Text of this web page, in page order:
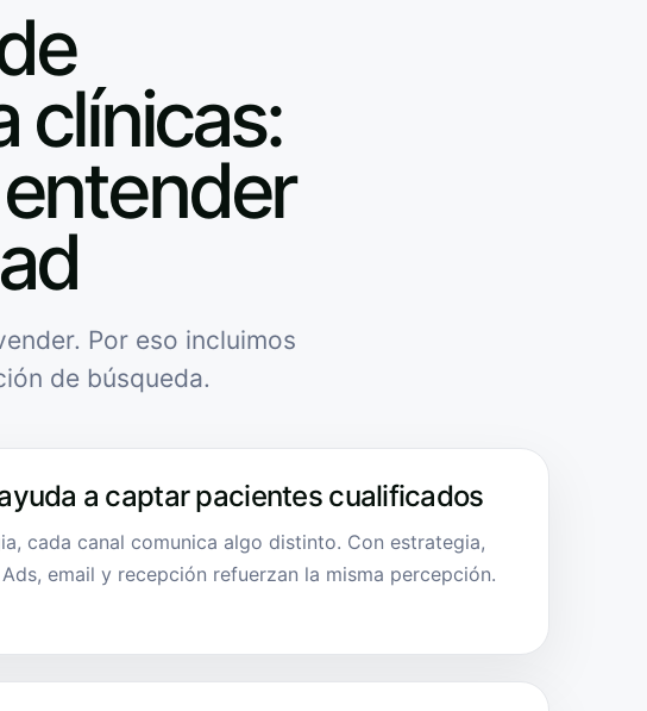
clínicas:
Por eso incluimos
de búsqueda.
a captar pacientes cualificados
cada canal comunica algo distinto. Con estrategia,
email y recepción refuerzan la misma percepción.